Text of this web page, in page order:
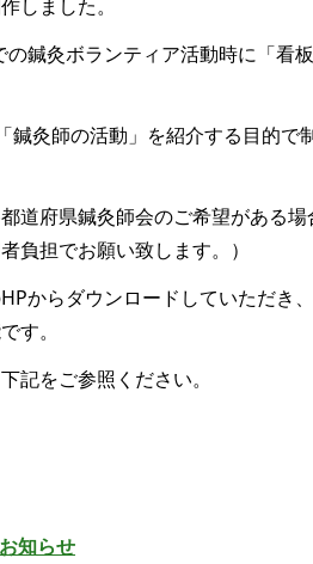
しました。
鍼灸ボランティア活動時に「看
灸師の活動」を紹介する目的で
道府県鍼灸師会のご希望がある
負担でお願い致します。）
からダウンロードしていただき
す。
記をご参照ください。
知らせ